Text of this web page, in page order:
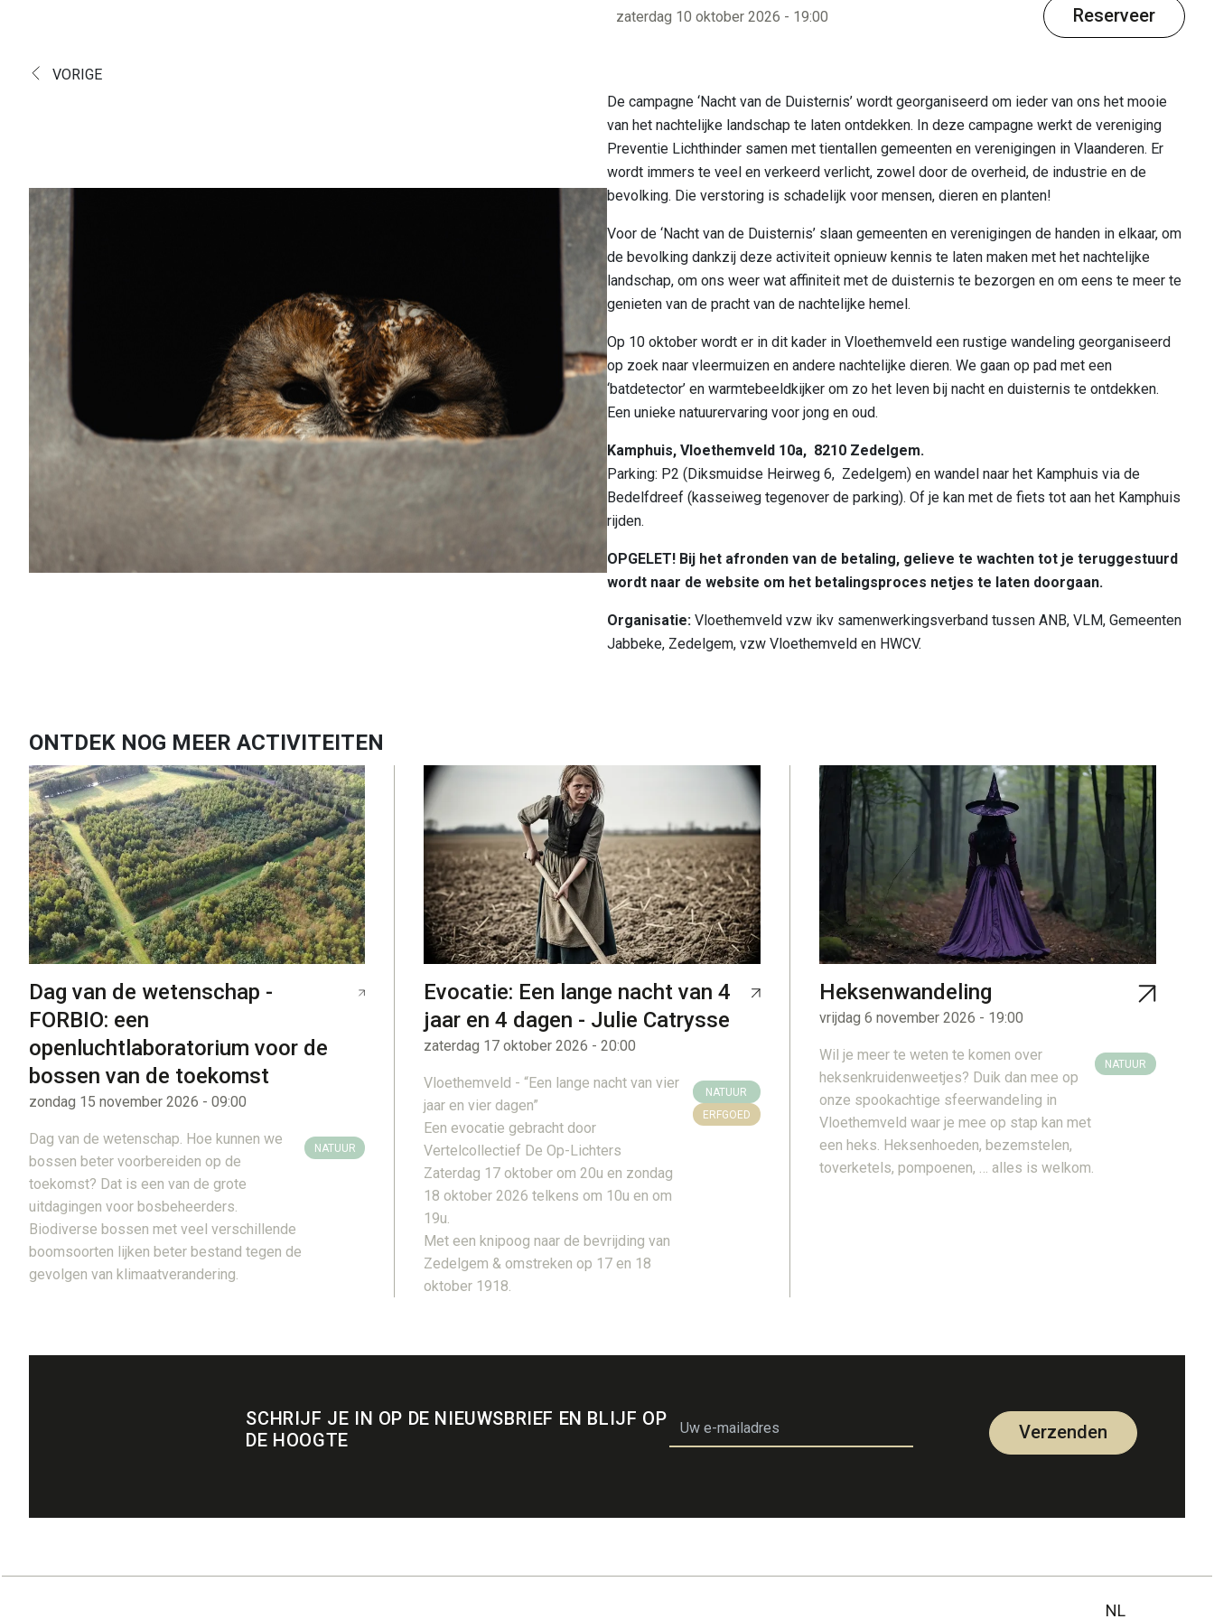
Bezienswaardigheden in de regio
zaterdag 10 oktober 2026 - 19:00 Reserveer
VORIGE
De campagne ‘Nacht van de Duisternis’ wordt georganiseerd om ieder van ons het mooie
van het nachtelijke landschap te laten ontdekken. In deze campagne werkt de vereniging
Preventie Lichthinder samen met tientallen gemeenten en verenigingen in Vlaanderen. Er
wordt immers te veel en verkeerd verlicht, zowel door de overheid, de industrie en de
bevolking. Die verstoring is schadelijk voor mensen, dieren en planten!
Voor de ‘Nacht van de Duisternis’ slaan gemeenten en verenigingen de handen in elkaar, om
de bevolking dankzij deze activiteit opnieuw kennis te laten maken met het nachtelijke
landschap, om ons weer wat affiniteit met de duisternis te bezorgen en om eens te meer te
genieten van de pracht van de nachtelijke hemel.
Op 10 oktober wordt er in dit kader in Vloethemveld een rustige wandeling georganiseerd
op zoek naar vleermuizen en andere nachtelijke dieren. We gaan op pad met een
‘batdetector’ en warmtebeeldkijker om zo het leven bij nacht en duisternis te ontdekken.
Een unieke natuurervaring voor jong en oud.
Kamphuis, Vloethemveld 10a, 8210 Zedelgem.
Parking: P2 (Diksmuidse Heirweg 6, Zedelgem) en wandel naar het Kamphuis via de
Bedelfdreef (kasseiweg tegenover de parking). Of je kan met de fiets tot aan het Kamphuis
rijden.
OPGELET! Bij het afronden van de betaling, gelieve te wachten tot je teruggestuurd
wordt naar de website om het betalingsproces netjes te laten doorgaan.
Organisatie: Vloethemveld vzw ikv samenwerkingsverband tussen ANB, VLM, Gemeenten
Jabbeke, Zedelgem, vzw Vloethemveld en HWCV.
ONTDEK NOG MEER ACTIVITEITEN
Dag van de wetenschap -
FORBIO: een
openluchtlaboratorium voor de
bossen van de toekomst
zondag 15 november 2026 - 09:00
Dag van de wetenschap. Hoe kunnen we
bossen beter voorbereiden op de
toekomst? Dat is een van de grote
uitdagingen voor bosbeheerders.
Biodiverse bossen met veel verschillende
boomsoorten lijken beter bestand tegen de
gevolgen van klimaatverandering.
NATUUR
Evocatie: Een lange nacht van 4
jaar en 4 dagen - Julie Catrysse
zaterdag 17 oktober 2026 - 20:00
Vloethemveld - “Een lange nacht van vier
jaar en vier dagen”
Een evocatie gebracht door
Vertelcollectief De Op-Lichters
Zaterdag 17 oktober om 20u en zondag
18 oktober 2026 telkens om 10u en om
19u.
Met een knipoog naar de bevrijding van
Zedelgem & omstreken op 17 en 18
oktober 1918.
NATUUR
ERFGOED
Heksenwandeling
vrijdag 6 november 2026 - 19:00
Wil je meer te weten te komen over
heksenkruidenweetjes? Duik dan mee op
onze spookachtige sfeerwandeling in
Vloethemveld waar je mee op stap kan met
een heks. Heksenhoeden, bezemstelen,
toverketels, pompoenen, … alles is welkom.
NATUUR
SCHRIJF JE IN OP DE NIEUWSBRIEF EN BLIJF OP
DE HOOGTE
Verzenden
NL